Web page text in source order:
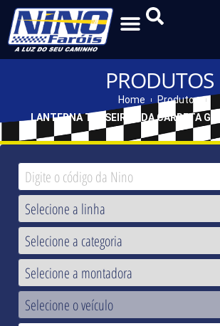
PRODUTOS
Home
Produtos
LANTERNA TRASEIRA - DA CARRETA